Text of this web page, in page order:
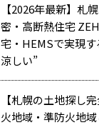
【2026年最新】札
密・高断熱住宅
宅・HEMSで実現
涼しい”
【札幌の土地探し
火地域・準防火地